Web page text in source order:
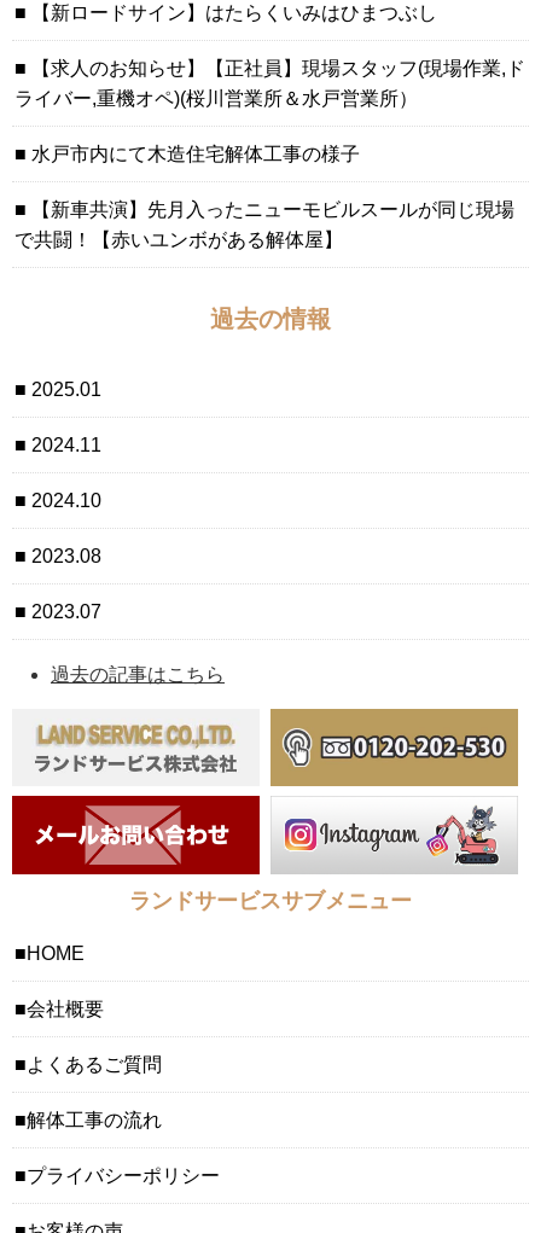
【新ロードサイン】はたらくいみはひまつぶし
【求人のお知らせ】【正社員】現場スタッフ(現場作業,ド
ライバー,重機オペ)(桜川営業所＆水戸営業所）
水戸市内にて木造住宅解体工事の様子
【新車共演】先月入ったニューモビルスールが同じ現場
で共闘！【赤いユンボがある解体屋】
過去の情報
2025.01
2024.11
2024.10
2023.08
2023.07
過去の記事はこちら
ランドサービスサブメニュー
HOME
会社概要
よくあるご質問
解体工事の流れ
プライバシーポリシー